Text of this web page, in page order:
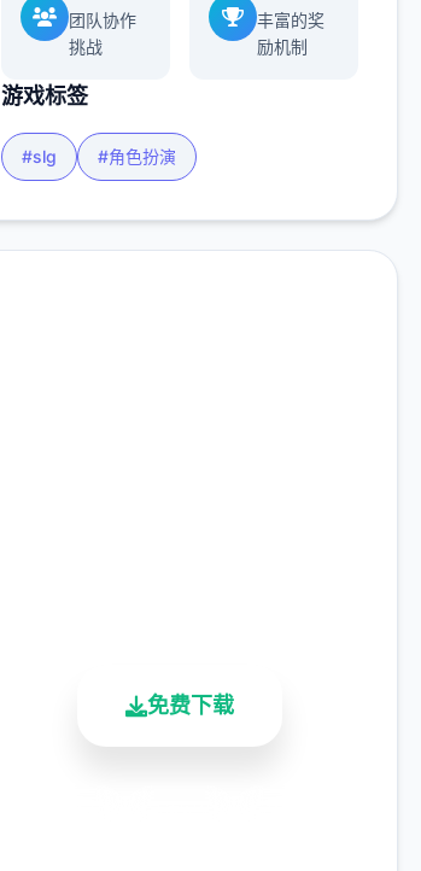
团队协作
挑战
丰富的奖
励机制
游戏标签
#slg #角色扮演
免费下载